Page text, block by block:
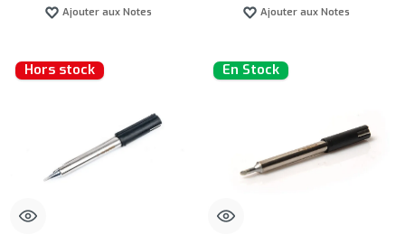
Ajouter aux Notes Ajouter aux Notes
Hors stock En Stock